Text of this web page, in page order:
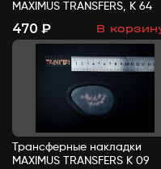
MAXIMUS TRANSFERS, К 64
470 ₽ В
-
Трансферные накладки
MAXIMUS TRANSFERS К 09